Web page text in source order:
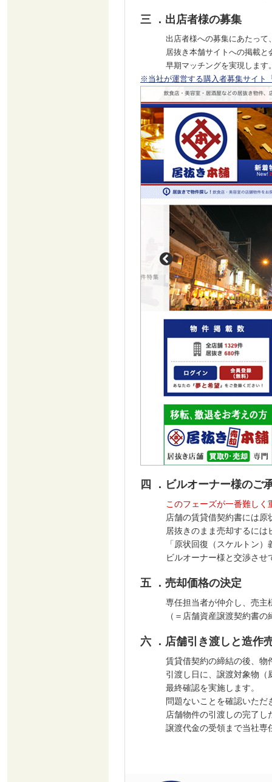
三 ．出店者様の募集
出店者様への募集にあたっ
居抜き本舗サイトへの掲載
早期マッチングを実現します
※当社が運営する購入者募集サイト
四 ．ビルオーナー様のご
このフェーズが一番難しく
店舗の賃貸借契約書には
居抜きのまま売却するに
「原状回復（スケルトン
ビルオーナー様と交渉させ
五 ．売却価格の決定
専任担当者が仲介し、売主
（＝店舗資産譲渡契約書の
六 ．店舗引き渡しと造作
賃貸借契約の締結の後、物
引渡し日に、譲渡対象物
最終確認を実施します。
問題ないことを確認いた
店舗物件の引渡しの完了
譲渡代金の受領まで当社専